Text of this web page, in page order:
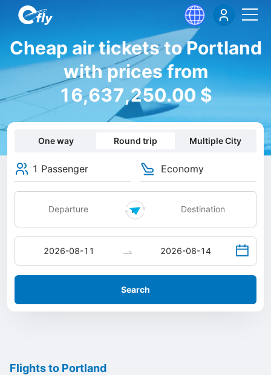
Cheap air tickets to Portland
with prices from
16,637,250.00 $
One way Round trip Multiple City
1 Passenger Economy
Search
Flights to Portland